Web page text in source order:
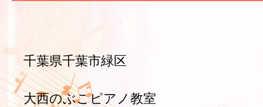
千葉県千葉市緑区
大西のぶこピアノ教室